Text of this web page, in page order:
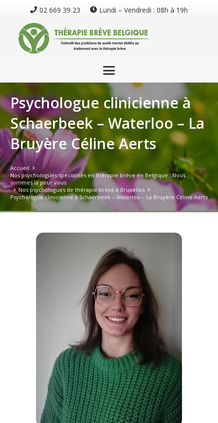
02 669 39 23 Lundi – Vendredi : 08h à 19h
Psychologue clinicienne à
Schaerbeek – Waterloo – La
Bruyère Céline Aerts
Accueil
Nos psychologues spécialisés en thérapie brève en Belgique : Nous
sommes là pour vous
Nos psychologues de thérapie brève à Bruxelles
Psychologue clinicienne à Schaerbeek – Waterloo – La Bruyère Céline Aerts